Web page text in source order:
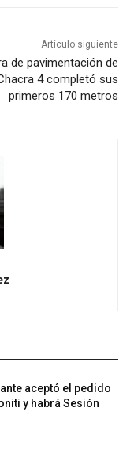
Artículo siguiente
de pavimentación de
4 completó sus
primeros 170 metros
aceptó el pedido
y habrá Sesión